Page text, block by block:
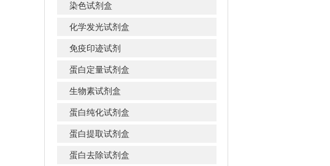
染色试剂盒
化学发光试剂盒
免疫印迹试剂
蛋白定量试剂盒
生物素试剂盒
蛋白纯化试剂盒
蛋白提取试剂盒
蛋白去除试剂盒